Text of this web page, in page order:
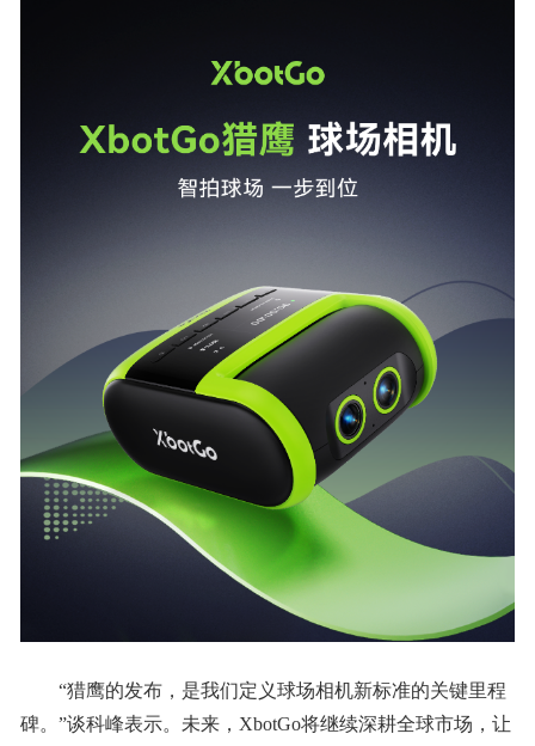
“猎鹰的发布，是我们定义球场相机新标准的关键里程
碑。”谈科峰表示。未来，XbotGo将继续深耕全球市场，让